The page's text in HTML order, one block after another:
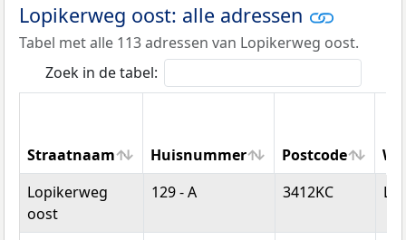
Lopikerweg oost: alle adressen
Tabel met alle 113 adressen van Lopikerweg oost.
Zoek in de tabel:
Straatnaam Huisnummer Postcode
Straatnaam
Huisnummer Postcode
Lopikerweg
oost
129 - A 3412KC